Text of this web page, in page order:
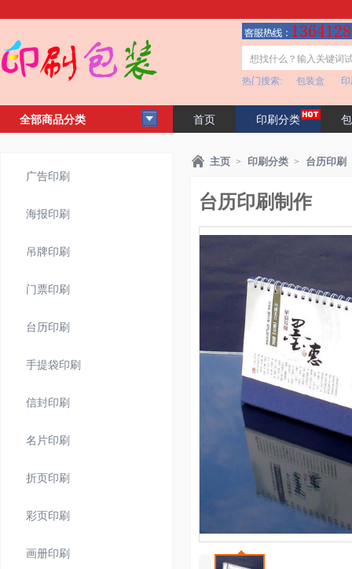
热门搜索: 包装盒
全部商品分类 首页 印刷分类
广告印刷
海报印刷
吊牌印刷
门票印刷
台历印刷
手提袋印刷
信封印刷
名片印刷
折页印刷
彩页印刷
画册印刷
主页 > 印刷分类 > 台历印刷
台历印刷制作